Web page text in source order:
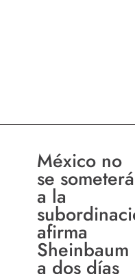
México no
se someterá
a la
afirma
Sheinbaum
a dos días